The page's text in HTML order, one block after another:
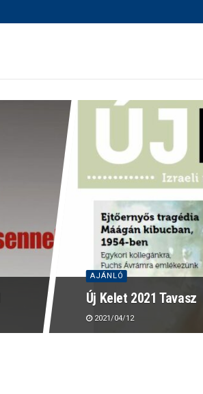
AJÁNLÓ
Új Kelet 2021 Tavasz
2021/04/12